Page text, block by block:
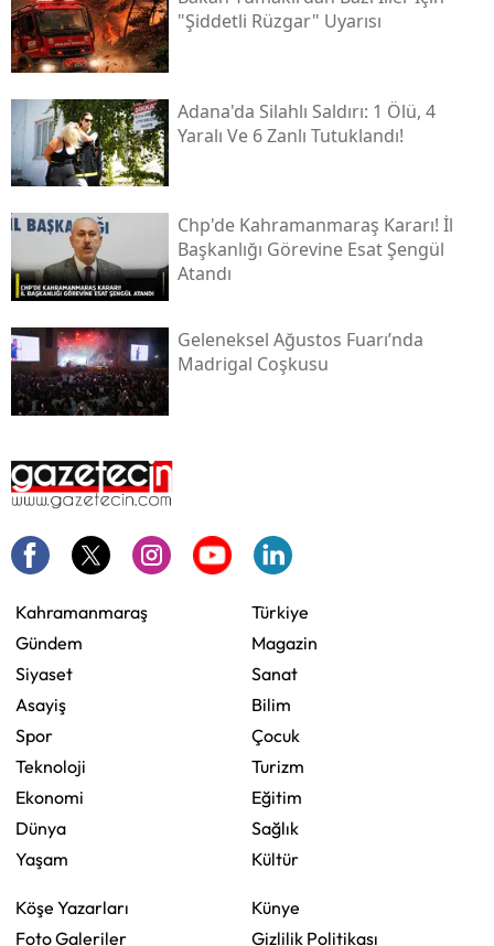
"şiddetli Rüzgar" Uyarısı
Adana'da Silahlı Saldırı: 1 Ölü, 4
Yaralı Ve 6 Zanlı Tutuklandı!
Chp'de Kahramanmaraş Kararı! İl
Başkanlığı Görevine Esat Şengül
Atandı
Geleneksel Ağustos Fuarı’nda
Madrigal Coşkusu
Kahramanmaraş
Gündem
Siyaset
Asayiş
Spor
Teknoloji
Ekonomi
Dünya
Yaşam
Türkiye
Magazin
Sanat
Bilim
Çocuk
Turizm
Eğitim
Sağlık
Kültür
Köşe Yazarları
Foto Galeriler
Künye
Gizlilik Politikası